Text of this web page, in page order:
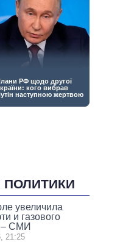
ПОЛИТИКИ
увеличила
и газового
– СМИ
21:25